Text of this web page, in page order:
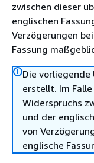
zwischen dieser
englischen
Verzögerungen
Fassung
Die
erstellt. Im
Widerspruchs
und der
von
englische